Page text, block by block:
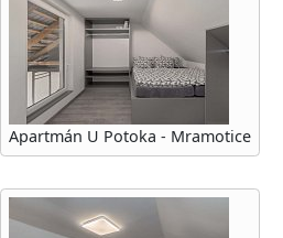
Apartmán U Potoka - Mramotice